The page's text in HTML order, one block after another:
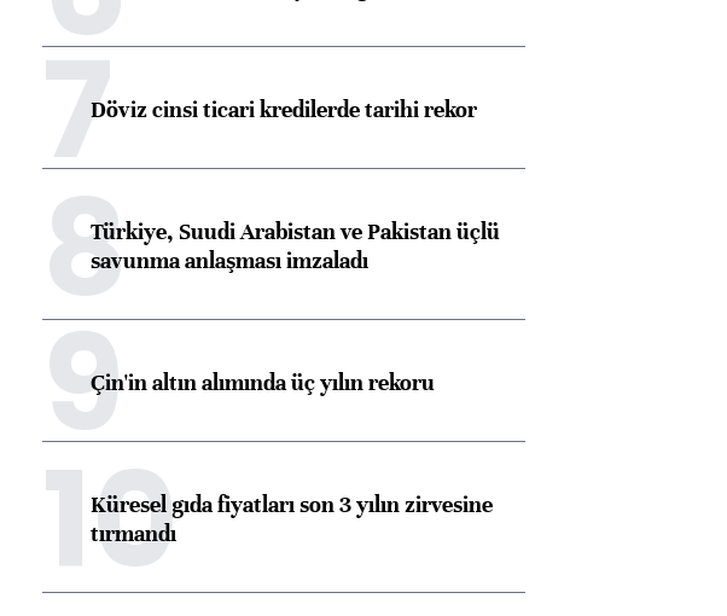
7Döviz cinsi ticari kredilerde tarihi rekor
8Türkiye, Suudi Arabistan ve Pakistan üçlü
savunma anlaşması imzaladı
9Çin'in altın alımında üç yılın rekoru
10
Küresel gıda fiyatları son 3 yılın zirvesine
tırmandı